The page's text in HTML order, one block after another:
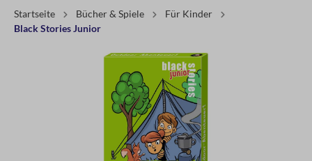
Startseite Bücher & Spiele
Für Kinder
Black Stories Junior